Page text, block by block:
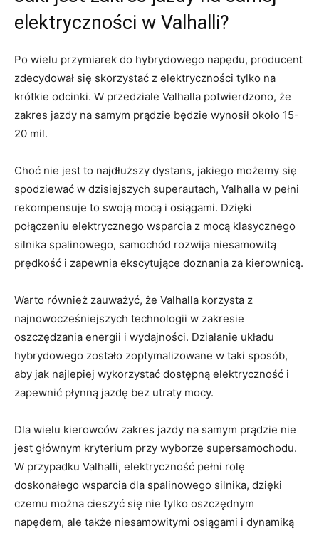
elektryczności w ⁢Valhalli?
Po​ wielu przymiarek do hybrydowego napędu, producent
zdecydował się skorzystać z ⁣elektryczności tylko na⁢
krótkie odcinki. W przedziale Valhalla potwierdzono, że
zakres jazdy na samym prądzie będzie ‌wynosił około 15-
20 mil.
Choć nie​ jest to najdłuższy dystans, jakiego możemy ‌się
spodziewać​ w dzisiejszych⁢ superautach, ⁢Valhalla w pełni
rekompensuje to swoją​ mocą i osiągami.‍ Dzięki
połączeniu elektrycznego wsparcia z mocą klasycznego
silnika spalinowego, samochód⁣ rozwija niesamowitą
prędkość ⁢i zapewnia ekscytujące doznania za kierownicą.
Warto również zauważyć, że⁤ Valhalla korzysta z
najnowocześniejszych‌ technologii w zakresie
oszczędzania energii i wydajności. Działanie układu
hybrydowego zostało ⁣zoptymalizowane w ⁣taki sposób,‍
aby jak najlepiej wykorzystać dostępną elektryczność⁤ i
zapewnić płynną⁣ jazdę bez utraty mocy.
Dla wielu kierowców zakres jazdy na samym ⁤prądzie nie
jest ⁣głównym kryterium przy wyborze supersamochodu.
W przypadku ‌Valhalli,⁤ elektryczność ​pełni ⁤rolę
doskonałego wsparcia dla spalinowego silnika, dzięki
czemu można cieszyć się nie tylko oszczędnym​
napędem, ale także niesamowitymi osiągami i dynamiką⁢